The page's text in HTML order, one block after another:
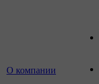
О компании